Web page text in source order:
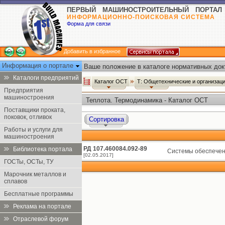
ПЕРВЫЙ МАШИНОСТРОИТЕЛЬНЫЙ ПОРТАЛ
ИНФОРМАЦИОННО-ПОИСКОВАЯ СИСТЕМА
Форма для связи
Добавить в избранное
Информация о портале
Каталоги предприятий
Предприятия
машиностроения
Поставщики проката,
поковок, отливок
Работы и услуги для
машиностроения
Библиотека портала
ГОСТы, ОСТы, ТУ
Марочник металлов и
сплавов
Бесплатные программы
Реклама на портале
Отраслевой форум
Ваше положение в каталоге нормативных
Каталог ОСТ Т: Общетехнические и
Теплота. Термодинамика - Каталог ОСТ
Сортировка
РД 107.460084.092-89
[02.05.2017]
Системы